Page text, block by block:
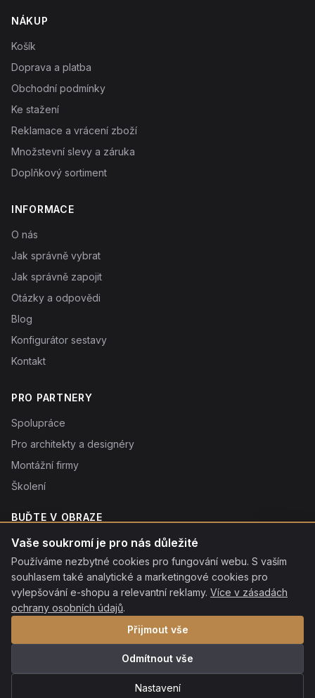
NÁKUP
Košík
Doprava a platba
Obchodní podmínky
Ke stažení
Reklamace a vrácení zboží
Množstevní slevy a záruka
Doplňkový sortiment
INFORMACE
O nás
Jak správně vybrat
Jak správně zapojit
Otázky a odpovědi
Blog
Konfigurátor sestavy
Kontakt
PRO PARTNERY
Spolupráce
Pro architekty a designéry
Montážní firmy
Školení
BUĎTE V OBRAZE
Novinky o produktech, tipy a slevy. Typicky 1× týdně.
Odebírat
Odebráním souhlasíte sezpracováním osobních údajů. Odhlásit se můžete kdykoliv
kliknutím na odkaz v patičce každého e-mailu.
© 2026 ROON s.r.o. Všechna práva vyhrazena.
údajů
· Nastavení cookies ·
Mapa stránek
QR Apple Pay
Vaše soukromí je pro nás důležité
Používáme nezbytné cookies pro fungování webu. S vaším
souhlasem také analytické a marketingové cookies pro
vylepšování e-shopu a relevantní reklamy. Více v zásadách
ochrany osobních údajů.
Přijmout vše
Odmítnout vše
Nastavení